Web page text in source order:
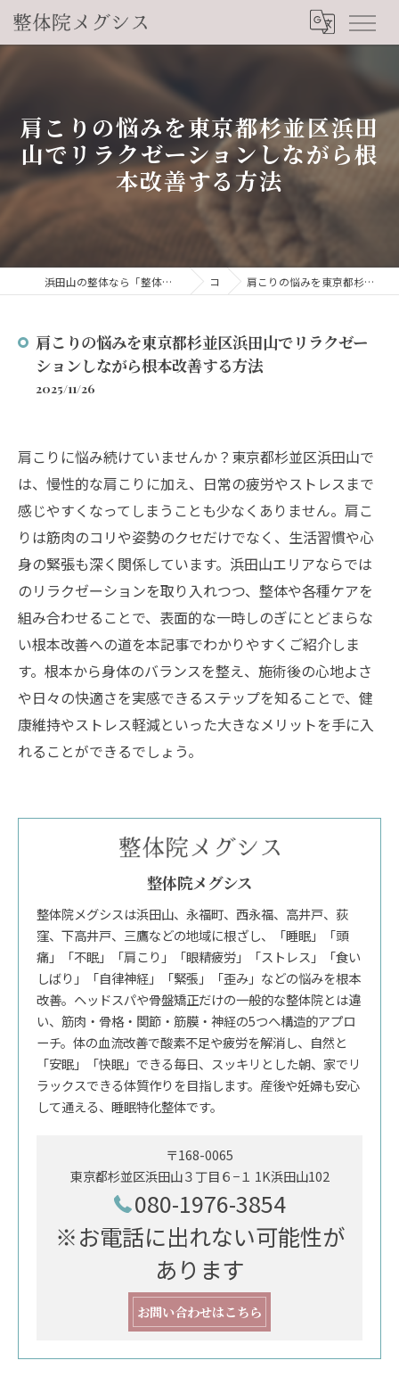
肩こりの悩みを東京都杉並区浜田
山でリラクゼーションしながら根
本改善する方法
浜田山の整体なら「整体院メグシス」肩こり・腰痛・自律神経の悩みを睡眠から改善 コラム 肩こりの悩みを東京都杉並区浜田山でリラクゼーションしながら根本改善する方法
肩こりの悩みを東京都杉並区浜田山でリラクゼー
ションしながら根本改善する方法
2025/11/26
肩こりに悩み続けていませんか？東京都杉並区浜田山で
は、慢性的な肩こりに加え、日常の疲労やストレスまで
感じやすくなってしまうことも少なくありません。肩こ
りは筋肉のコリや姿勢のクセだけでなく、生活習慣や心
身の緊張も深く関係しています。浜田山エリアならでは
のリラクゼーションを取り入れつつ、整体や各種ケアを
組み合わせることで、表面的な一時しのぎにとどまらな
い根本改善への道を本記事でわかりやすくご紹介しま
す。根本から身体のバランスを整え、施術後の心地よさ
や日々の快適さを実感できるステップを知ることで、健
康維持やストレス軽減といった大きなメリットを手に入
れることができるでしょう。
整体院メグシス
整体院メグシスは浜田山、永福町、西永福、高井戸、荻
窪、下高井戸、三鷹などの地域に根ざし、「睡眠」「頭
痛」「不眠」「肩こり」「眼精疲労」「ストレス」「食い
しばり」「自律神経」「緊張」「歪み」などの悩みを根本
改善。ヘッドスパや骨盤矯正だけの一般的な整体院とは違
い、筋肉・骨格・関節・筋膜・神経の5つへ構造的アプロ
ーチ。体の血流改善で酸素不足や疲労を解消し、自然と
「安眠」「快眠」できる毎日、スッキリとした朝、家でリ
ラックスできる体質作りを目指します。産後や妊婦も安心
して通える、睡眠特化整体です。
〒168-0065
東京都杉並区浜田山３丁目６−１ 1K浜田山102
080-1976-3854
※お電話に出れない可能性が
あります
お問い合わせはこちら